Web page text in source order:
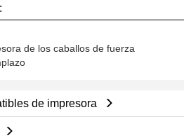
de los caballos de fuerza
de impresora